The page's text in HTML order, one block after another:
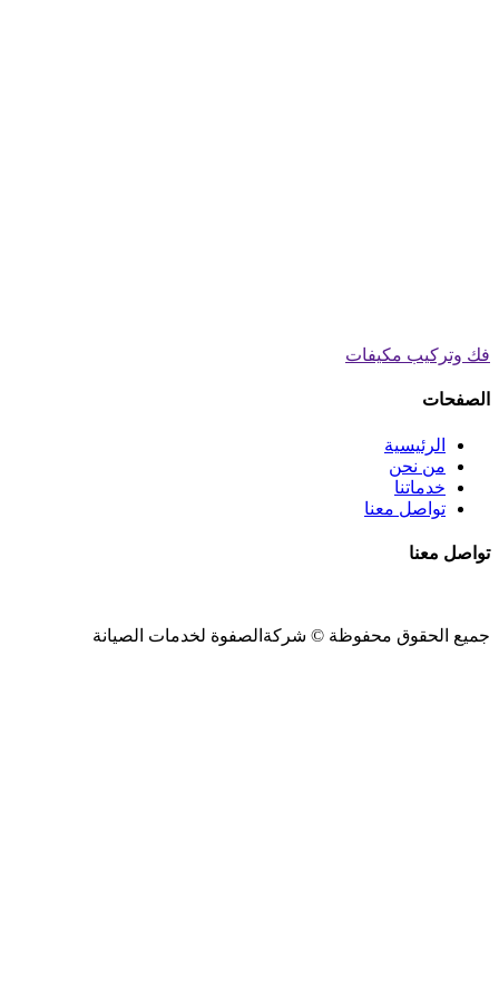
فك وتركيب مكيفات
الصفحات
الرئيسية
من نحن
خدماتنا
تواصل معنا
تواصل معنا
جميع الحقوق محفوظة © شركةالصفوة لخدمات الصيانة